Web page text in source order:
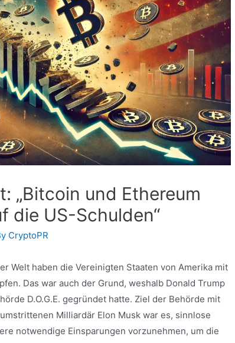
„Bitcoin und Ethereum
die US-Schulden“
CryptoPR
Welt haben die Vereinigten Staaten von Amerika mit
Das war auch der Grund, weshalb Donald Trump
D.O.G.E. gegründet hatte. Ziel der Behörde mit
Milliardär Elon Musk war es, sinnlose
notwendige Einsparungen vorzunehmen, um die